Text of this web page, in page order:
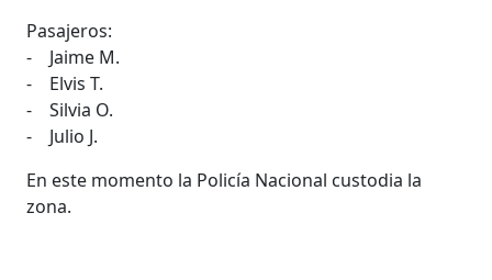
Pasajeros:
- Jaime M.
- Elvis T.
- Silvia O.
- Julio J.
En este momento la Policía Nacional custodia la
zona.